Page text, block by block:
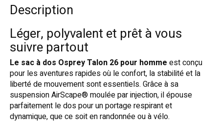
Description
Léger, polyvalent et prêt à vous
suivre partout
Le sac à dos Osprey Talon 26 pour homme est conçu
pour les aventures rapides où le confort, la stabilité et la
liberté de mouvement sont essentiels. Grâce à sa
suspension AirScape® moulée par injection, il épouse
parfaitement le dos pour un portage respirant et
dynamique, que ce soit en randonnée ou à vélo.